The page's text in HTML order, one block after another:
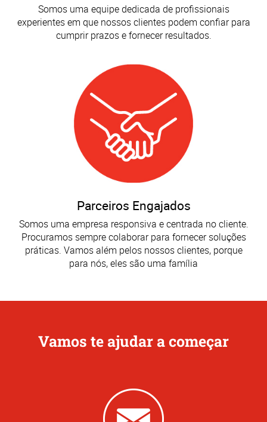
Somos uma equipe dedicada de profissionais
experientes em que nossos clientes podem confiar para
cumprir prazos e fornecer resultados.
Parceiros Engajados
Somos uma empresa responsiva e centrada no cliente.
Procuramos sempre colaborar para fornecer soluções
práticas. Vamos além pelos nossos clientes, porque
para nós, eles são uma família
Vamos te ajudar a começar